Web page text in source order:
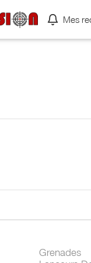
Mes
Grenades